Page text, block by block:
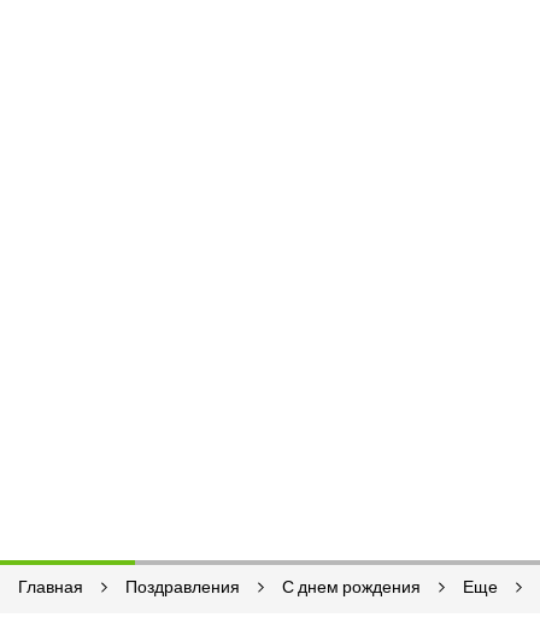
Главная Поздравления С днем рождения Еще